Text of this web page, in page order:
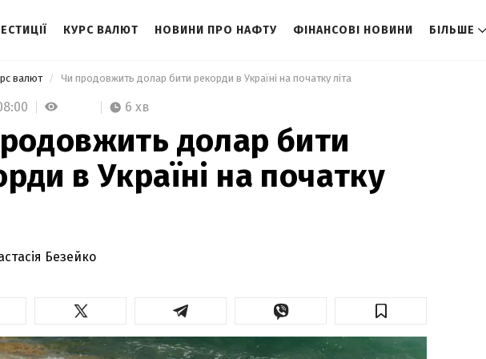
КУРС ВАЛЮТ НОВИНИ ПРО НАФТУ ФІНАНСОВІ НОВИНИ БІЛЬШЕ
валют Чи продовжить долар бити рекорди в Україні на початку літа
6 хв
долар бити
в Україні на початку
Безейко